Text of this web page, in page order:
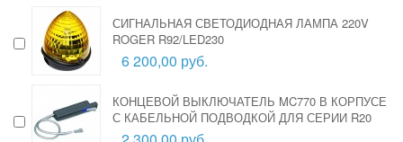
СИГНАЛЬНАЯ СВЕТОДИОДНАЯ ЛАМПА 220V
ROGER R92/LED230
6 200,00 руб.
КОНЦЕВОЙ ВЫКЛЮЧАТЕЛЬ MC770 В КОРПУСЕ
С КАБЕЛЬНОЙ ПОДВОДКОЙ ДЛЯ СЕРИИ R20